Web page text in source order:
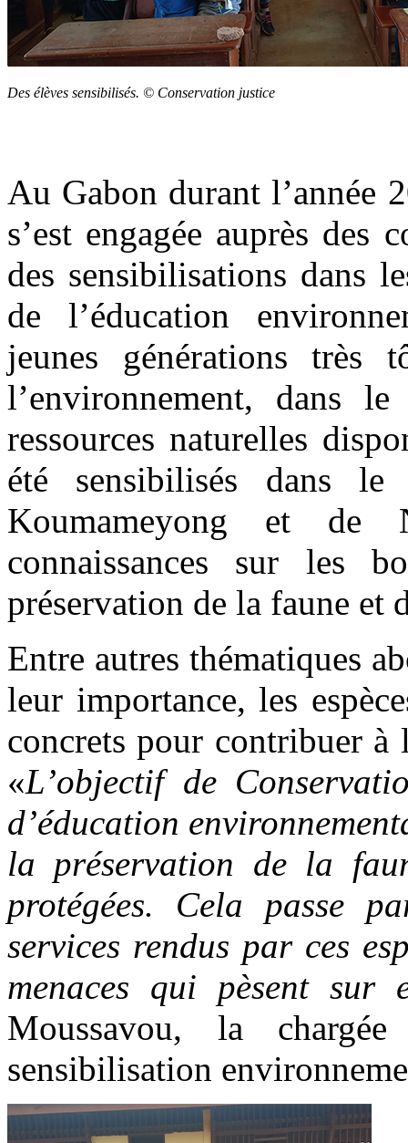
Des élèves sensibilisés. © Conservation justice
Au Gabon durant l’année
s’est engagée auprès des
des sensibilisations dans
de l’éducation
jeunes générations très
l’environnement, dans
ressources naturelles
été sensibilisés dans
Koumameyong et de
connaissances sur les
préservation de la faune et
Entre autres thématiques
leur importance, les
concrets pour contribuer à
«L’objectif de
d’éducation
la préservation de la
protégées. Cela passe
services rendus par ces
menaces qui pèsent sur
Moussavou, la
sensibilisation